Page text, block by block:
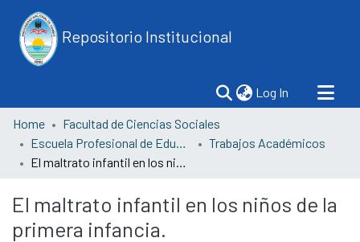
Repositorio Institucional
Log In (current)
Home
Facultad de Ciencias Sociales
Escuela Profesional de Educación
Trabajos Académicos
El maltrato infantil en los niños de la primera infancia.
El maltrato infantil en los niños de la
primera infancia.